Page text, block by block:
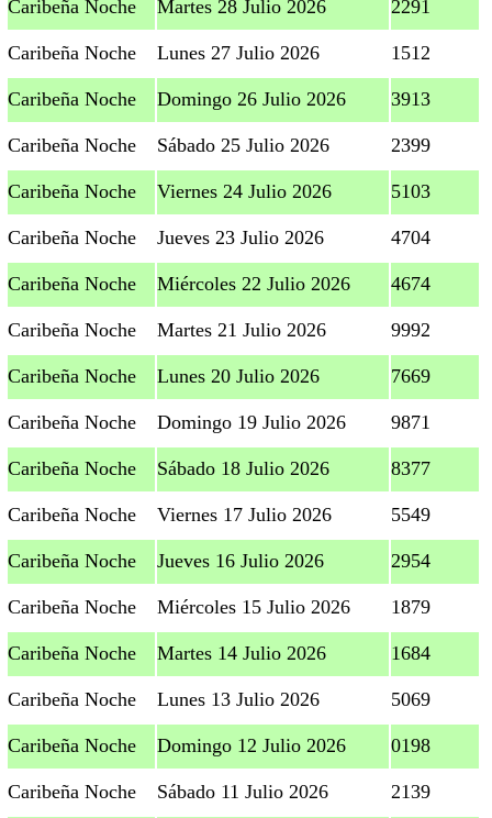
Caribeña Noche Martes 28 Julio 2026 2291
Caribeña Noche Lunes 27 Julio 2026 1512
Caribeña Noche Domingo 26 Julio 2026 3913
Caribeña Noche Sábado 25 Julio 2026 2399
Caribeña Noche Viernes 24 Julio 2026 5103
Caribeña Noche Jueves 23 Julio 2026 4704
Caribeña Noche Miércoles 22 Julio 2026 4674
Caribeña Noche Martes 21 Julio 2026 9992
Caribeña Noche Lunes 20 Julio 2026 7669
Caribeña Noche Domingo 19 Julio 2026 9871
Caribeña Noche Sábado 18 Julio 2026 8377
Caribeña Noche Viernes 17 Julio 2026 5549
Caribeña Noche Jueves 16 Julio 2026 2954
Caribeña Noche Miércoles 15 Julio 2026 1879
Caribeña Noche Martes 14 Julio 2026 1684
Caribeña Noche Lunes 13 Julio 2026 5069
Caribeña Noche Domingo 12 Julio 2026 0198
Caribeña Noche Sábado 11 Julio 2026 2139